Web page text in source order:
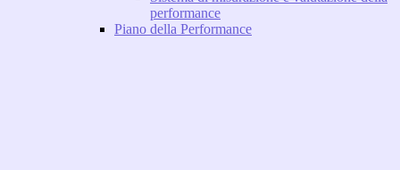
performance
Piano della Performance